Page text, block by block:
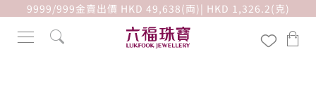
9999/999金賣出價 HKD 49,638(両)| HKD 1,326.2(克)